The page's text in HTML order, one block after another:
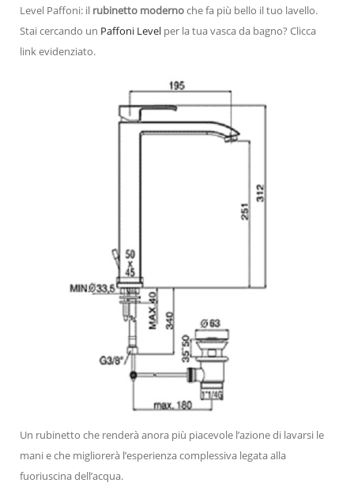
Level Paffoni: il rubinetto modernoche fa più bello il tuo lavello.
Stai cercando un Paffoni Level per la tua vasca da bagno? Clicca
link evidenziato.
Un rubinetto che renderà anora più piacevole l’azione di lavarsi le
mani e che migliorerà l’esperienza complessiva legata alla
fuoriuscina dell’acqua.